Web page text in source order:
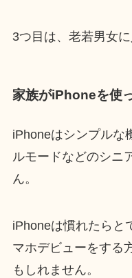
3つ目は、老若男女
家族がiPhoneを使
iPhoneはシンプルな
ルモードなどのシニ
ん。
iPhoneは慣れたらと
マホデビューをする
もしれません。